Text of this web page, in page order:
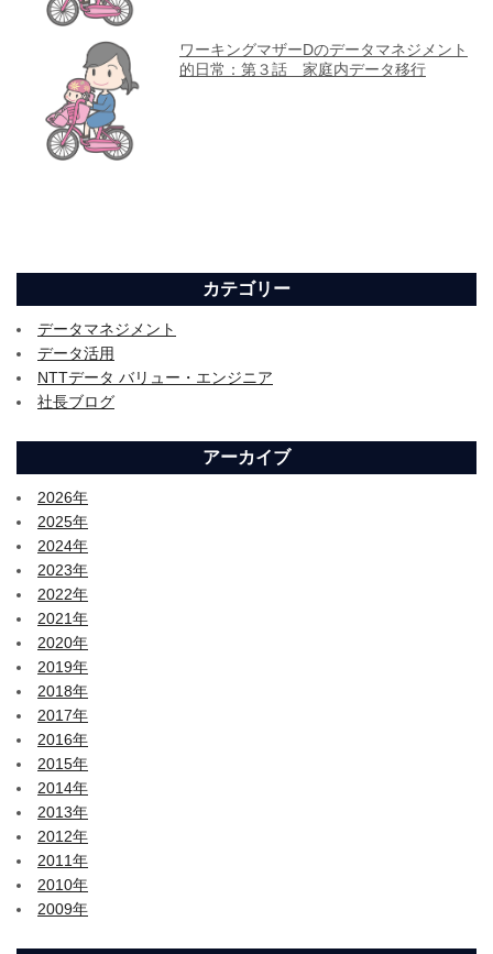
カテゴリー
データマネジメント
データ活用
NTTデータ バリュー・エンジニア
社長ブログ
アーカイブ
2026年
2025年
2024年
2023年
2022年
2021年
2020年
2019年
2018年
2017年
2016年
2015年
2014年
2013年
2012年
2011年
2010年
2009年